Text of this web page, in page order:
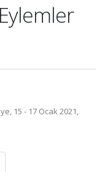
15 - 17 Ocak 2021,